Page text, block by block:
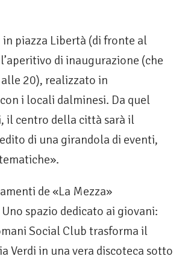
piazza Libertà (di fronte al
di inaugurazione (che
20), realizzato in
i locali dalminesi. Da quel
il centro della città sarà il
di una girandola di eventi,
de «La Mezza»
Uno spazio dedicato ai giovani:
Social Club trasforma il
Verdi in una vera discoteca sotto